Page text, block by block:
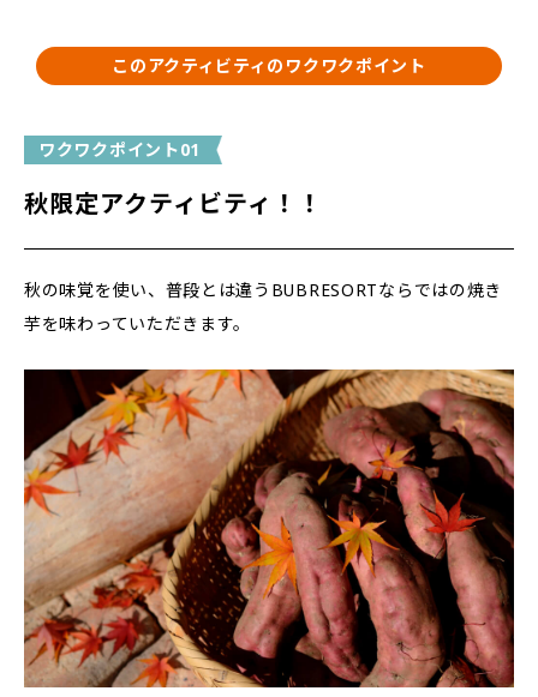
このアクティビティのワクワクポイント
ワクワクポイント01
秋限定アクティビティ！！
秋の味覚を使い、普段とは違うBUBRESORTならではの焼き
芋を味わっていただきます。